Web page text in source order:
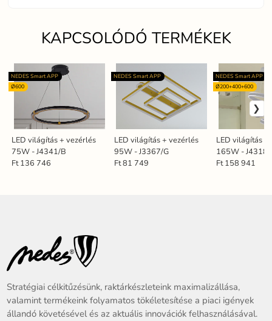
KAPCSOLÓDÓ TERMÉKEK
LED világítás + vezérlés
75W - J4341/B
NEDES Smart APP
Ø600
Ft 136 746
LED világítás + vezérlés
95W - J3367/G
NEDES Smart APP
Ft 81 749
LED világítás +
165W - J4318/
NEDES Smart APP
Ø200+400+600
Ft 158 941
Stratégiai célkitűzésünk, raktárkészleteink maximalizállása,
valamint termékeink folyamatos tökéletesítése a piaci igények
állandó követésével és az aktuális innovációk felhasználásával.